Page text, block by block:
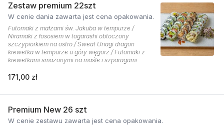
Zestaw premium 22szt
W cenie dania zawarta jest cena opakowania.
Futomaki z małżami św. Jakuba w tempurze /
Niramaki z łososiem w togarashi obtoczony
szczypiorkiem na ostro / Sweat Unagi dragon
krewetka w tempurze u góry węgorz / Futomaki z
krewetkami smażonymi na maśle i szparagami
171,00 zł
Premium New 26 szt
W cenie zestawu zawarta jest cena opakowania.